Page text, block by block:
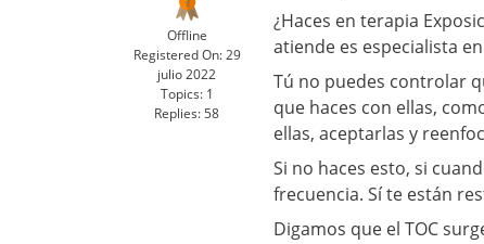
Offline
Registered On: 29
julio 2022
Topics: 1
Replies:58
¿Haces en terapia
atiende es especialista en
Tú no puedes controlar
que haces con ellas,
ellas, aceptarlas y
Si no haces esto, si
frecuencia. Sí te están
Digamos que el TOC